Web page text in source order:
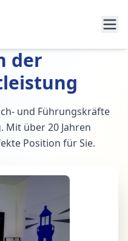
der
und Führungskräfte
Mit über 20 Jahren
Position für Sie.